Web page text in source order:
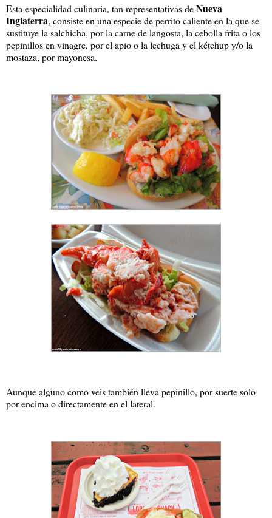
Esta especialidad culinaria, tan representativas deNueva
Inglaterra, consiste en una especie de perrito caliente en la que se
sustituye la salchicha, por la carne de langosta, la cebolla frita o los
pepinillos en vinagre, por el apio o la lechuga y el kétchup y/o la
mostaza, por mayonesa.
Aunque alguno como veis también lleva pepinillo, por suerte solo
por encima o directamente en el lateral.